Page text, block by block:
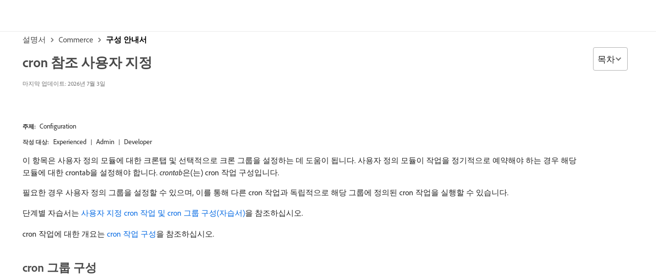
설명서 Commerce 구성 안내서
cron 참조 사용자 지정
마지막 업데이트: 2026년 7월 3일
주제: Configuration
작성 대상: Experienced Admin Developer
이 항목은 사용자 정의 모듈에 대한 크론탭 및 선택적으로 크론 그룹을 설정하는 데 도움이 됩니다. 사용자 정의 모듈이 작업을 정기적으로 예약해야 하는 경우 해당
모듈에 대한 crontab을 설정해야 합니다. crontab​은(는) cron 작업 구성입니다.
필요한 경우 사용자 정의 그룹을 설정할 수 있으며, 이를 통해 다른 cron 작업과 독립적으로 해당 그룹에 정의된 cron 작업을 실행할 수 있습니다.
단계별 자습서는 사용자 지정 cron 작업 및 cron 그룹 구성(자습서)을 참조하십시오.
cron 작업에 대한 개요는 cron 작업 구성을 참조하십시오.
cron 그룹 구성
목차